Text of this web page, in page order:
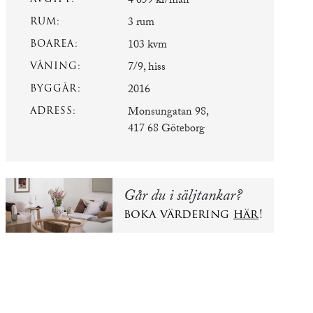
RUM: 3 rum
BOAREA: 103 kvm
VÅNING: 7/9, hiss
BYGGÅR: 2016
ADRESS:
Monsungatan 98,
417 68 Göteborg
Går du i säljtankar?
boka värdering här!